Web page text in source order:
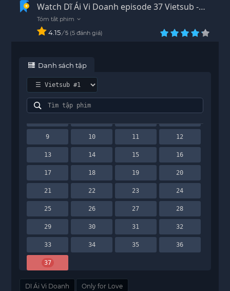
Watch Dĩ Ái Vi Doanh episode 37 Vietsub -
HD
4.15 / 5 5 đánh giá
Danh sách tập
1 2 3 4
9 10 11 12
13 14 15 16
17 18 19 20
21 22 23 24
25 26 27 28
29 30 31 32
33 34 35 36
37
Dĩ Ái Vi Doanh Only for Love